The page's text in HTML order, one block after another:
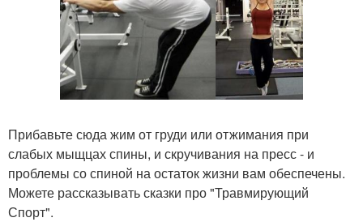
Прибавьте сюда жим от груди или отжимания при
слабых мыщцах спины, и скручивания на пресс - и
проблемы со спиной на остаток жизни вам обеспечены.
Можете рассказывать сказки про "Травмирующий
Спорт".